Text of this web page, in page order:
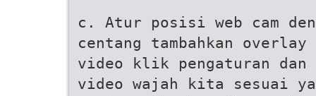
c. Atur posisi web cam
centang tambahkan overlay
video klik pengaturan
video wajah kita sesuai